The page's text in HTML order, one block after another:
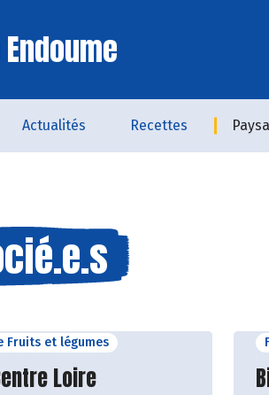
Actualités Recettes
Fruits et légumes
le producteur
Loire